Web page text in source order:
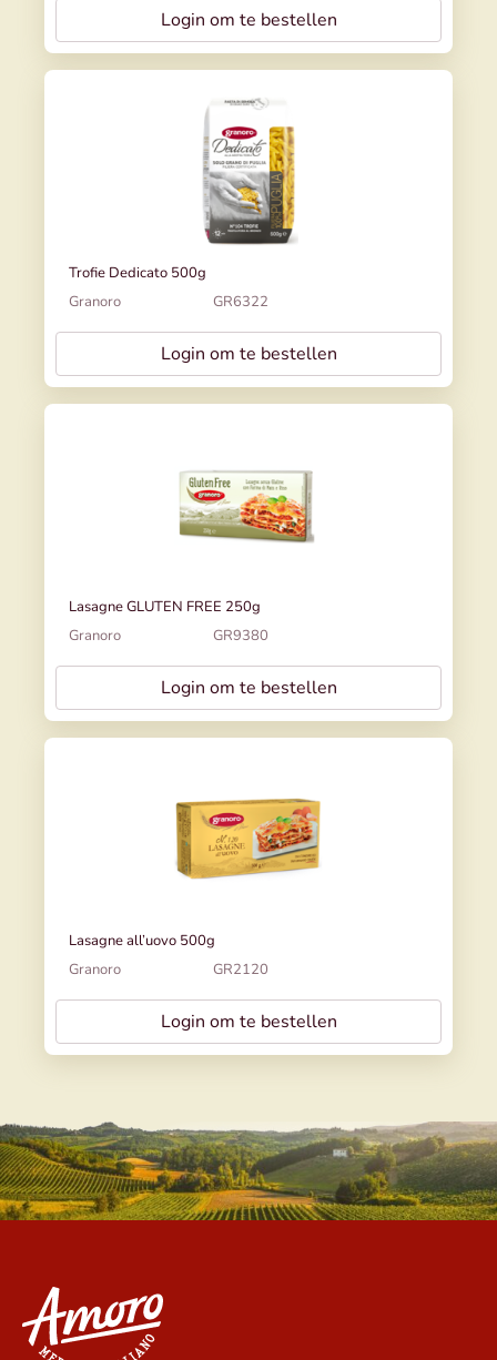
Login om te bestellen
Trofie Dedicato 500g
Granoro
GR6322
Login om te bestellen
Lasagne GLUTEN FREE 250g
Granoro
GR9380
Login om te bestellen
Lasagne all’uovo 500g
Granoro
GR2120
Login om te bestellen